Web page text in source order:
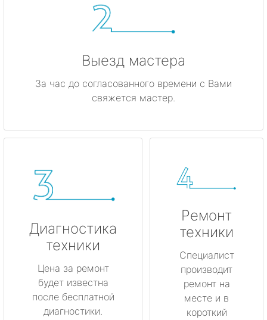
Выезд мастера
За час до согласованного времени с Вами
свяжется мастер.
Диагностика
техники
Цена за ремонт
будет известна
после бесплатной
диагностики.
Ремонт
техники
Специалист
производит
ремонт на
месте и в
короткий